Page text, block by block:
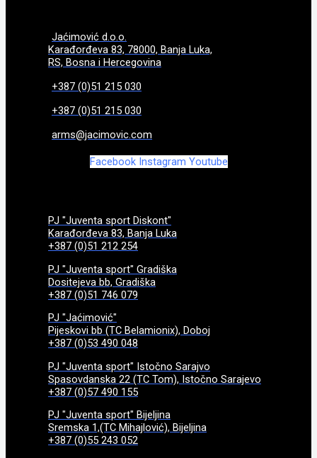
Jaćimović d.o.o.
Karađorđeva 83, 78000, Banja Luka,
RS, Bosna i Hercegovina
+387 (0)51 215 030
+387 (0)51 215 030
arms@jacimovic.com
Facebook Instagram Youtube
PJ "Juventa sport Diskont"
Karađorđeva 83, Banja Luka
+387 (0)51 212 254
PJ "Juventa sport" Gradiška
Dositejeva bb, Gradiška
+387 (0)51 746 079
PJ "Jaćimović"
Pijeskovi bb (TC Belamionix), Doboj
+387 (0)53 490 048
PJ "Juventa sport" Istočno Sarajvo
Spasovdanska 22 (TC Tom), Istočno Sarajevo
+387 (0)57 490 155
PJ "Juventa sport" Bijeljina
Sremska 1,(TC Mihajlović), Bijeljina
+387 (0)55 243 052